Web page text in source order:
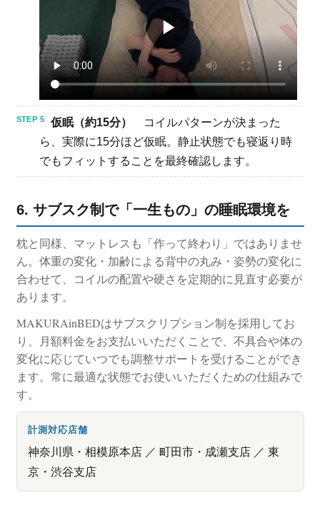
▶
仮眠（約15分）
コイルパターンが決まった
ら、実際に15分ほど仮眠。静止状態でも寝返り時
でもフィットすることを最終確認します。
6. サブスク制で「一生もの」の睡眠環境を
枕と同様、マットレスも「作って終わり」ではありませ
ん。体重の変化・加齢による背中の丸み・姿勢の変化に
合わせて、コイルの配置や硬さを定期的に見直す必要が
あります。
MAKURAinBEDはサブスクリプション制を採用してお
り、月額料金をお支払いいただくことで、不具合や体の
変化に応じていつでも調整サポートを受けることができ
ます。常に最適な状態でお使いいただくための仕組みで
す。
計測対応店舗
神奈川県・相模原本店 ／ 町田市・成瀬支店 ／ 東
京・渋谷支店